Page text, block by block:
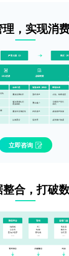
，实现消
立即咨询
合，打破